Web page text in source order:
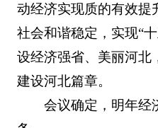
动经济实现质的有效提
社会和谐稳定，实现“
设经济强省、美丽河北
建设河北篇章。
会议确定，明年经